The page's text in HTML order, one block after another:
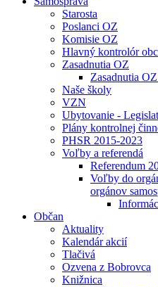
Starosta
Poslanci OZ
Komisie OZ
Hlavný kontrolór
Zasadnutia OZ
Zasadnutia
Naše školy
VZN
Ubytovanie -
Plány kontrolnej
PHSR 2015-2023
Voľby a referendá
Referendum
Voľby do
orgánov
Občan
Aktuality
Kalendár akcií
Tlačivá
Ozvena z Bobrovca
Knižnica